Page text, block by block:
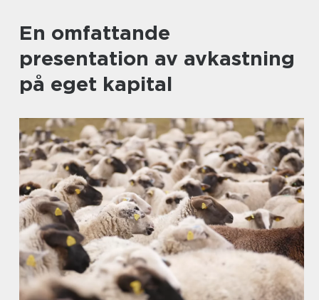
En omfattande
presentation av avkastning
på eget kapital